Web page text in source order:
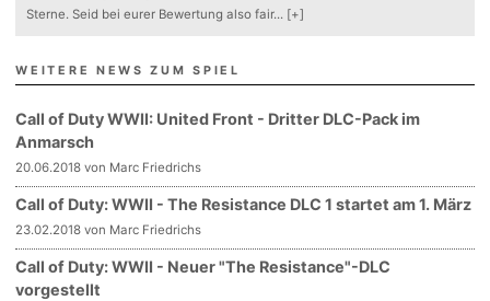
Sterne. Seid bei eurer Bewertung also fair... [+]
WEITERE NEWS ZUM SPIEL
Call of Duty WWII: United Front - Dritter DLC-Pack im
Anmarsch
20.06.2018 von Marc Friedrichs
Call of Duty: WWII - The Resistance DLC 1 startet am 1. März
23.02.2018 von Marc Friedrichs
Call of Duty: WWII - Neuer "The Resistance"-DLC
vorgestellt